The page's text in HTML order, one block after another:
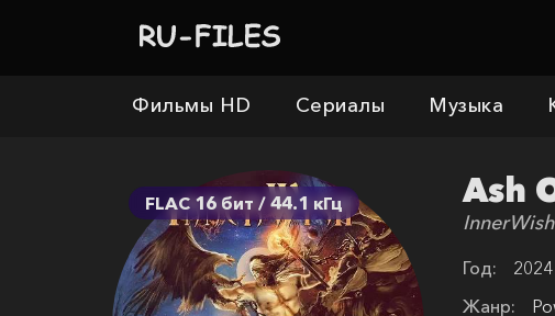
Фильмы HD Сериалы Музыка
Ash
InnerWish
Год: 2024
Жанр:
FLAC 16 бит / 44.1 кГц